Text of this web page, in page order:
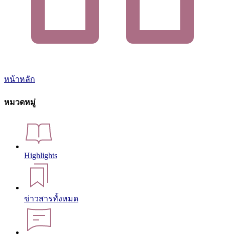
หน้าหลัก
หมวดหมู่
Highlights
ข่าวสารทั้งหมด